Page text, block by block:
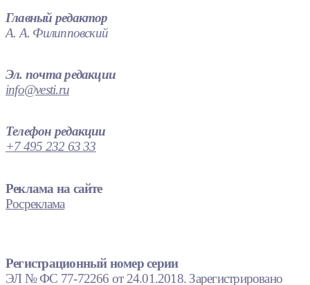
Главный редактор
А. А. Филипповский
Эл. почта редакции
info@vesti.ru
Телефон редакции
+7 495 232 63 33
Реклама на сайте
Росреклама
Регистрационный номер серии
ЭЛ № ФС 77-72266 от 24.01.2018. Зарегистрировано